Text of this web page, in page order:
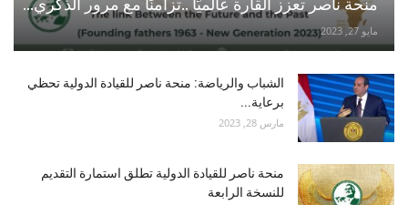
منحة ناصر تعزز القارة عالميًا ..تزامنًا مع مرور الذكري...
مايو 27, 2023
الشباب والرياضة: منحة ناصر للقيادة الدولية تحظي
برعاية...
مارس 28, 2023
منحة ناصر للقيادة الدولية تطلق استمارة التقديم
للنسخة الرابعة